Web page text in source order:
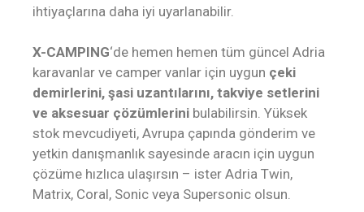
ihtiyaçlarına daha iyi uyarlanabilir.
X-CAMPING‘de hemen hemen tüm güncel Adria
karavanlar ve camper vanlar için uygun çeki
demirlerini, şasi uzantılarını, takviye setlerini
ve aksesuar çözümlerini bulabilirsin. Yüksek
stok mevcudiyeti, Avrupa çapında gönderim ve
yetkin danışmanlık sayesinde aracın için uygun
çözüme hızlıca ulaşırsın – ister Adria Twin,
Matrix, Coral, Sonic veya Supersonic olsun.